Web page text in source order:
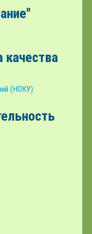
качества
(НОКУ)